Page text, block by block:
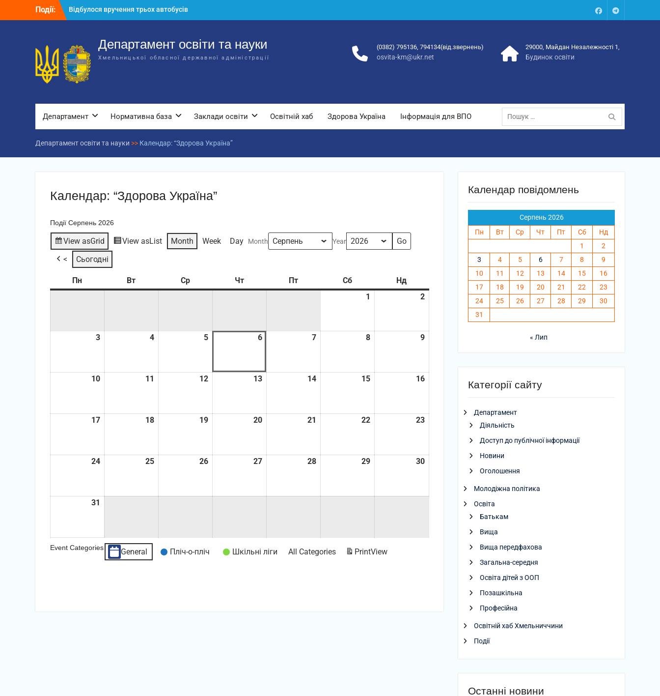
Події:
Відбулося вручення трьох автобусів
для потреб закладів освіти
Департаменту освіти та науки обласної
державної адміністрації
Відбулась обласна нарада для
відповідальних за національно-
патріотичне виховання
FacebookTalegram
Департамент освіти та науки
Хмельницької обласної державної адміністрації
(0382) 795136, 794134(від.звернень)
osvita-km@ukr.net
29000, Майдан Незалежності 1,
Будинок освіти
Департамент Нормативна база Заклади освіти Освітній хаб Здорова Україна Інформація для ВПО
Пошук:
Департамент освіти та науки >> Календар: “Здорова Україна”
Календар: “Здорова Україна”
Події Серпень 2026
View asGrid View asList Month Week Day Month Year
< Сьогодні
Пн Вт СрСереда ЧтЧетвер ПтП’ятниця СбСубота Нд
1
2
3 4 5 6 7 8 9
10 11 12 13 14 15 16
17 18 19 20 21 22 23
24 25 26 27 28 29 30
31
Event Categories General Пліч-о-пліч Шкільні ліги All Categories PrintView
Календар повідомлень
Серпень 2026
Пн
Вт Ср Чт Пт Сб
Нд
1
2
3
4 5 6 7 8
9
10
11 12 13 14 15
16
17
18 19 20 21 22
23
24
25 26 27 28 29
30
31
« Лип
Категорії сайту
Департамент
Діяльність
Доступ до публічної інформації
Новини
Оголошення
Молодіжна політика
Освіта
Батькам
Вища
Вища передфахова
Загальна-середня
Освіта дітей з ООП
Позашкільна
Професійна
Освітній хаб Хмельниччини
Події
Останні новини